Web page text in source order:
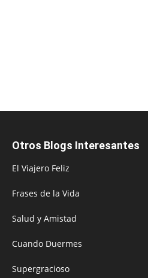
Otros Blogs Interesantes
El Viajero Feliz
Frases de la Vida
Salud y Amistad
Cuando Duermes
Supergracioso